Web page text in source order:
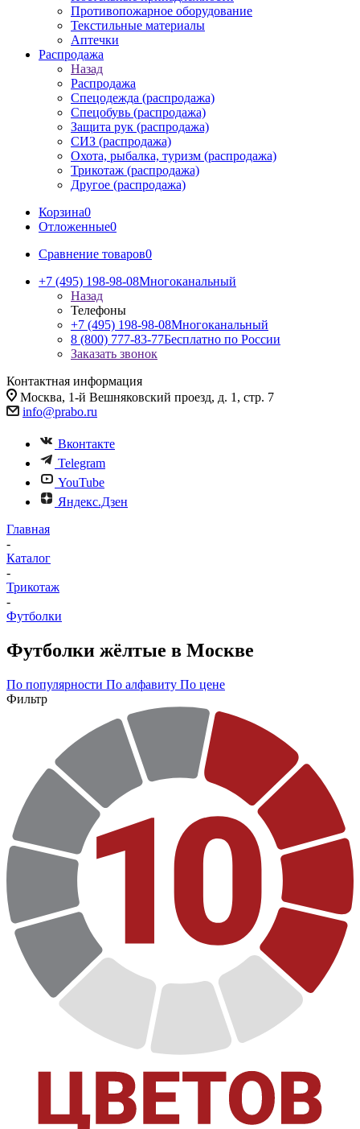
Противопожарное оборудование
Текстильные материалы
Аптечки
Распродажа
Назад
Распродажа
Спецодежда (распродажа)
Спецобувь (распродажа)
Защита рук (распродажа)
СИЗ (распродажа)
Охота, рыбалка, туризм (распродажа)
Трикотаж (распродажа)
Другое (распродажа)
Корзина0
Отложенные0
Сравнение товаров0
+7 (495) 198-98-08Многоканальный
Назад
Телефоны
+7 (495) 198-98-08Многоканальный
8 (800) 777-83-77Бесплатно по России
Заказать звонок
Контактная информация
Москва, 1-й Вешняковский проезд, д. 1, стр. 7
info@prabo.ru
Вконтакте
Telegram
YouTube
Яндекс.Дзен
Главная
-
Каталог
-
Трикотаж
-
Футболки
Футболки жёлтые в Москве
По популярности По алфавиту По цене
Фильтр